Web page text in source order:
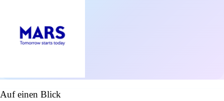
Auf einen Blick